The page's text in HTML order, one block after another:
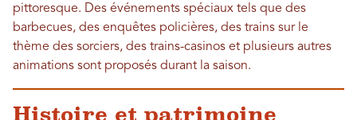
pittoresque. Des événements spéciaux tels que des
barbecues, des enquêtes policières, des trains sur le
thème des sorciers, des trains-casinos et plusieurs autres
animations sont proposés durant la saison.
Histoire et patrimoine